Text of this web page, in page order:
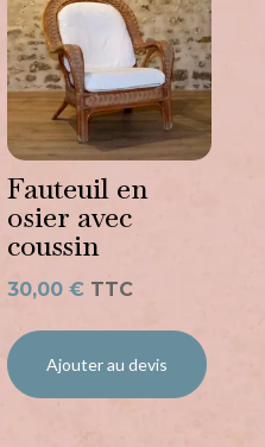
Fauteuil en
osier avec
coussin
30,00€ TTC
Ajouter au devis